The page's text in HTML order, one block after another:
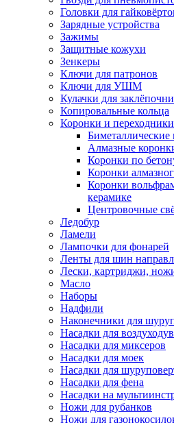
Головки для
Зарядные устройства
Зажимы
Защитные кожухи
Зенкеры
Ключи для патронов
Ключи для УШМ
Кулачки для
Копировальные кольца
Коронки и переходники
Биметаллические
Алмазные
Коронки по
Коронки
Коронки
керамике
Центровочные
Ледобур
Ламели
Лампочки для фонарей
Ленты для шин
Лески, картриджи,
Масло
Наборы
Надфили
Наконечники для
Насадки для
Насадки для миксеров
Насадки для моек
Насадки для
Насадки для фена
Насадки на
Ножи для рубанков
Ножи для